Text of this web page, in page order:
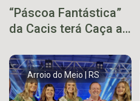
“Páscoa Fantástica”
da Cacis terá Caça ao
prêmios
Arroio do Meio | RS